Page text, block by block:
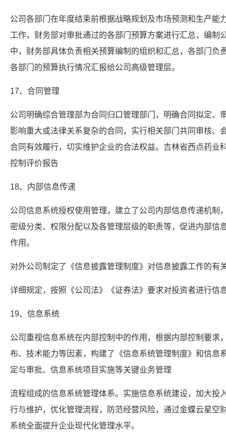
公司各部门在年度结束前根据战略规划及市场预测和生产能
工作，财务部对审批通过的各部门预算方案进行汇总，编制
中，财务部具体负责相关预算编制的组织和汇总，各部门负
各部门的预算执行情况汇报给公司高级管理层。
17、合同管理
公司明确综合管理部为合同归口管理部门，明确合同拟定、
影响重大或法律关系复杂的合同，实行相关部门共同审核、
合同有效履行，切实维护企业的合法权益。吉林省西点药业
控制评价报告
18、内部信息传递
公司信息系统授权使用管理，建立了公司内部信息传递机制
密级分类、权限分配以及各管理层级的职责等，促进内部信
作用。
对外公司制定了《信息披露管理制度》对信息披露工作的有
详细规定，按照《公司法》《证券法》要求对投资者进行信
19、信息系统
公司重视信息系统在内部控制中的作用，根据内部控制要求
布、技术能力等因素，构建了《信息系统管理制度》和信息
定与审批、信息系统项目实施等关键业务管理
流程组成的信息系统管理体系。实施信息系统建设，加大投
行与维护，优化管理流程，防范经营风险，通过金蝶云星空
系统全面提升企业现代化管理水平。